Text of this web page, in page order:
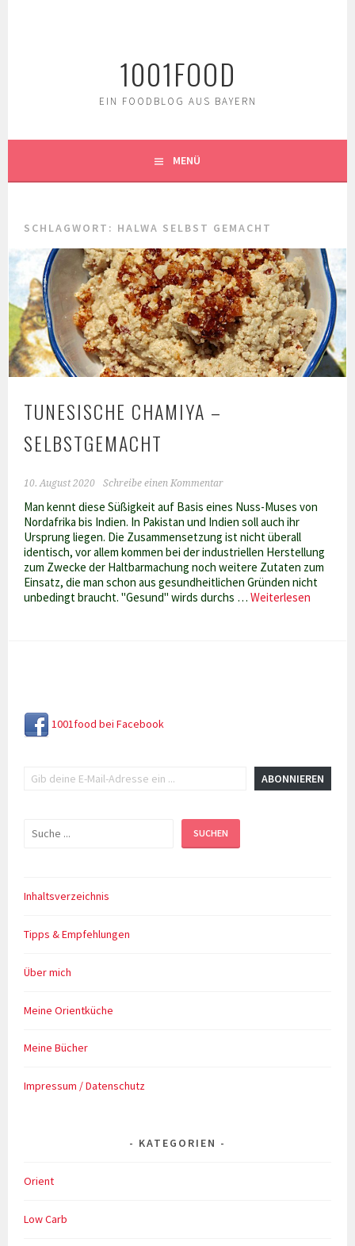
1001FOOD
EIN FOODBLOG AUS BAYERN
MENÜ
SCHLAGWORT: HALWA SELBST GEMACHT
TUNESISCHE CHAMIYA –
SELBSTGEMACHT
10. August 2020 Schreibe einen Kommentar
Man kennt diese Süßigkeit auf Basis eines Nuss-Muses von
Nordafrika bis Indien. In Pakistan und Indien soll auch ihr
Ursprung liegen. Die Zusammensetzung ist nicht überall
identisch, vor allem kommen bei der industriellen Herstellung
zum Zwecke der Haltbarmachung noch weitere Zutaten zum
Einsatz, die man schon aus gesundheitlichen Gründen nicht
unbedingt braucht. "Gesund" wirds durchs …Weiterlesen
1001food bei Facebook
ABONNIEREN
Suchen SUCHEN
Inhaltsverzeichnis
Tipps & Empfehlungen
Über mich
Meine Orientküche
Meine Bücher
Impressum / Datenschutz
KATEGORIEN
Orient
Low Carb